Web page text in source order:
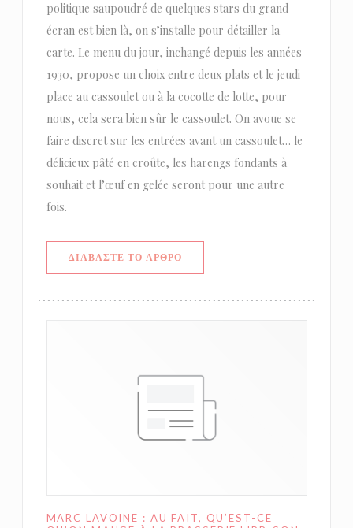
politique saupoudré de quelques stars du grand
écran est bien là, on s’installe pour détailler la
carte. Le menu du jour, inchangé depuis les années
1930, propose un choix entre deux plats et le jeudi
place au cassoulet ou à la cocotte de lotte, pour
nous, cela sera bien sûr le cassoulet. On avoue se
faire discret sur les entrées avant un cassoulet… le
délicieux pâté en croûte, les harengs fondants à
souhait et l’œuf en gelée seront pour une autre
fois.
ΔΙΑΒΆΣΤΕ ΤΟ ΆΡΘΡΟ((ΑΝΟΊΓΕΙ ΣΕ ΝΈΟ ΠΑΡΆΘΥΡΟ))
MARC LAVOINE : AU FAIT, QU’EST-CE